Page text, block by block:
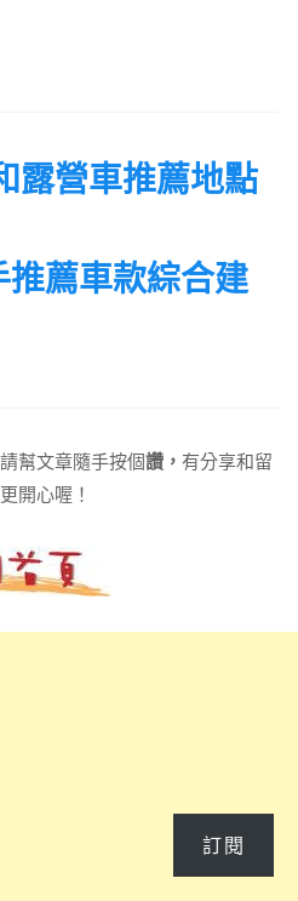
露營車推薦地點
薦車款綜合建
幫文章隨手按個讚， 有分享和留
開心喔！
訂閱